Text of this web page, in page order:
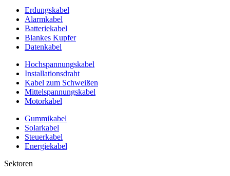
Erdungskabel
Alarmkabel
Batteriekabel
Blankes Kupfer
Datenkabel
Hochspannungskabel
Installationsdraht
Kabel zum Schweißen
Mittelspannungskabel
Motorkabel
Gummikabel
Solarkabel
Steuerkabel
Energiekabel
Sektoren